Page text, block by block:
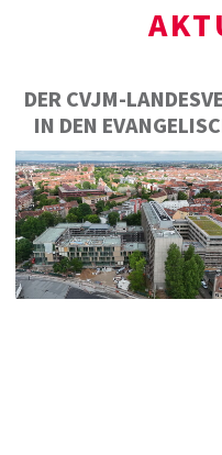
DER CVJM-
IN DEN